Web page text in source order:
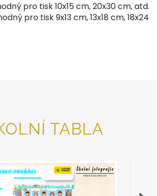
pro tisk 10x15 cm, 20x30 cm, atd.
pro tisk 9x13 cm, 13x18 cm, 18x24
TABLA